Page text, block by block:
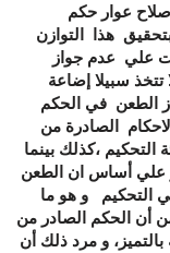
عوار حكم
هذا التوازن
علي عدم جواز
سبيلا إضاعة
الطعن في الحكم
الصادرة من
التحكيم ،كذلك بينما
علي أساس ان الطعن
التحكيم و هو ما
أن الحكم الصادر من
و مرد ذلك أن